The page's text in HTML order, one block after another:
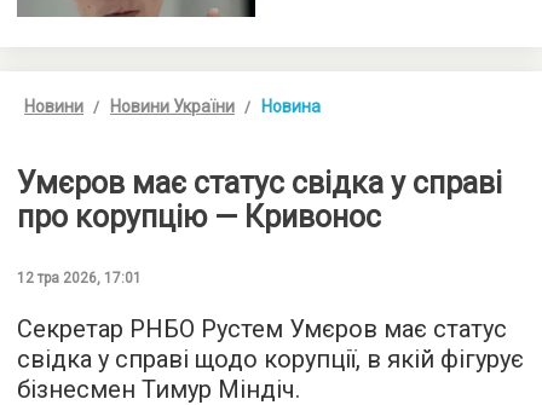
Новини Новини України Новина
Умєров має статус свідка у справі
про корупцію — Кривонос
12 тра 2026, 17:01
Секретар РНБО Рустем Умєров має статус
свідка у справі щодо корупції, в якій фігурує
бізнесмен Тимур Міндіч.